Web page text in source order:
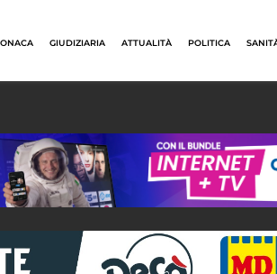
GIUDIZIARIA ATTUALITÀ POLITICA